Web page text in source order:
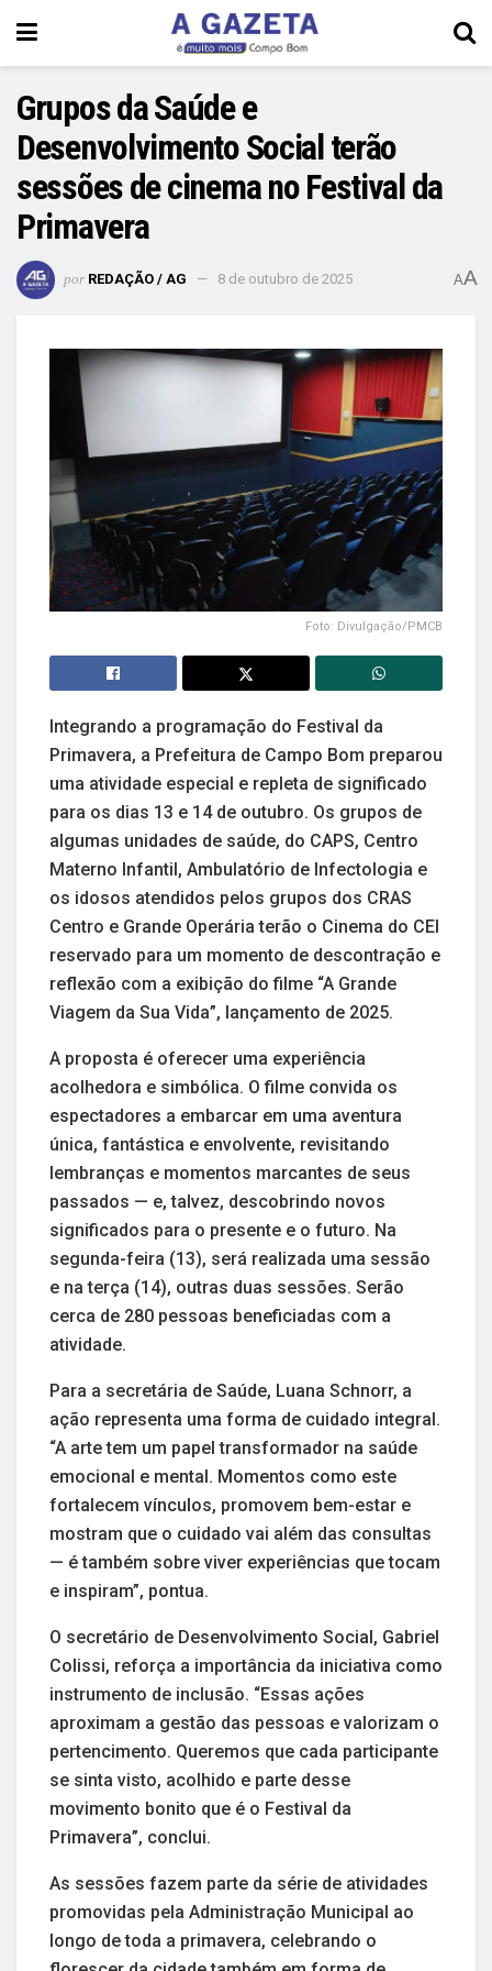
Grupos da Saúde e
Desenvolvimento Social terão
sessões de cinema no Festival da
Primavera
por REDAÇÃO / AG 8 de outubro de 2025 AA
Foto: Divulgação/PMCB
Integrando a programação do Festival da
Primavera, a Prefeitura de Campo Bom preparou
uma atividade especial e repleta de significado
para os dias 13 e 14 de outubro. Os grupos de
algumas unidades de saúde, do CAPS, Centro
Materno Infantil, Ambulatório de Infectologia e
os idosos atendidos pelos grupos dos CRAS
Centro e Grande Operária terão o Cinema do CEI
reservado para um momento de descontração e
reflexão com a exibição do filme “A Grande
Viagem da Sua Vida”, lançamento de 2025.
A proposta é oferecer uma experiência
acolhedora e simbólica. O filme convida os
espectadores a embarcar em uma aventura
única, fantástica e envolvente, revisitando
lembranças e momentos marcantes de seus
passados — e, talvez, descobrindo novos
significados para o presente e o futuro. Na
segunda-feira (13), será realizada uma sessão
e na terça (14), outras duas sessões. Serão
cerca de 280 pessoas beneficiadas com a
atividade.
Para a secretária de Saúde, Luana Schnorr, a
ação representa uma forma de cuidado integral.
“A arte tem um papel transformador na saúde
emocional e mental. Momentos como este
fortalecem vínculos, promovem bem-estar e
mostram que o cuidado vai além das consultas
— é também sobre viver experiências que tocam
e inspiram”, pontua.
O secretário de Desenvolvimento Social, Gabriel
Colissi, reforça a importância da iniciativa como
instrumento de inclusão. “Essas ações
aproximam a gestão das pessoas e valorizam o
pertencimento. Queremos que cada participante
se sinta visto, acolhido e parte desse
movimento bonito que é o Festival da
Primavera”, conclui.
As sessões fazem parte da série de atividades
promovidas pela Administração Municipal ao
longo de toda a primavera, celebrando o